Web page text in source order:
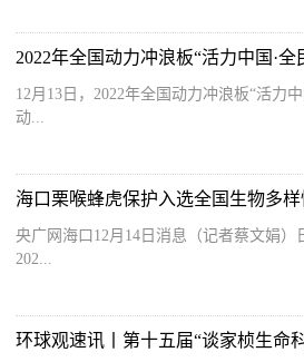
12月13日，2022年全国动力冲浪板“活力
动...
海口栗喉蜂虎保护入选全国生物多样
央广网海口12月14日消息（记者蔡文娟）
202...
环球观速讯丨第十五届“谈家桢生命